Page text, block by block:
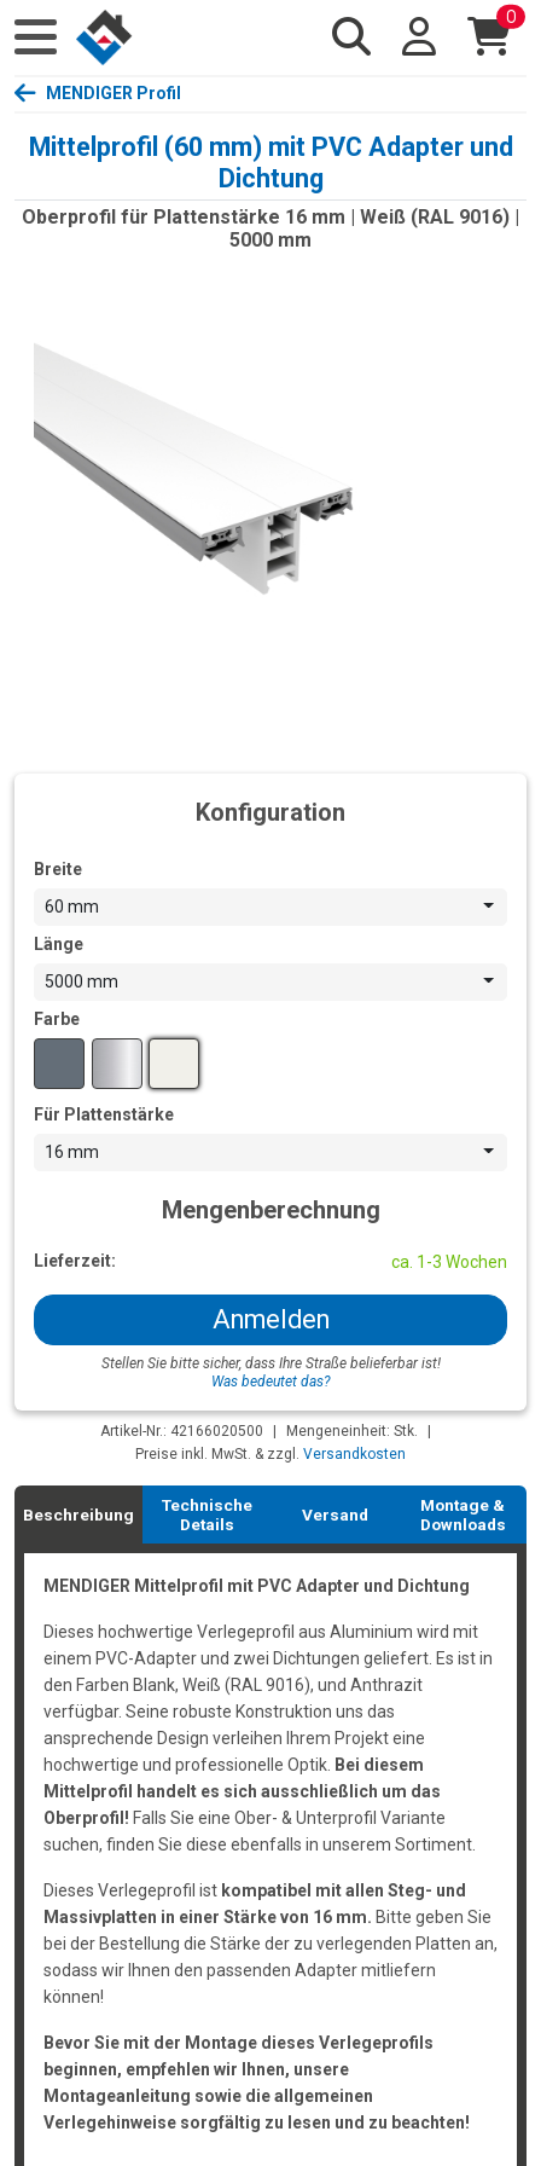
0
MENDIGER Profil
Mittelprofil (60 mm) mit PVC Adapter und
Dichtung
Oberprofil für Plattenstärke 16 mm | Weiß (RAL 9016) |
5000 mm
Konfiguration
Breite
60 mm
Länge
5000 mm
Farbe
Für Plattenstärke
16 mm
Mengenberechnung
Lieferzeit: ca. 1-3 Wochen
Anmelden
Stellen Sie bitte sicher, dass Ihre Straße belieferbar ist!
Was bedeutet das?
Artikel-Nr.: 42166020500 | Mengeneinheit: Stk.
|
Preise inkl. MwSt. & zzgl. Versandkosten
Beschreibung
Technische
Details
Versand
Montage &
Downloads
MENDIGER Mittelprofil mit PVC Adapter und Dichtung
Dieses hochwertige Verlegeprofil aus Aluminium wird mit
einem PVC-Adapter und zwei Dichtungen geliefert. Es ist in
den Farben Blank, Weiß (RAL 9016), und Anthrazit
verfügbar. Seine robuste Konstruktion uns das
ansprechende Design verleihen Ihrem Projekt eine
hochwertige und professionelle Optik. Bei diesem
Mittelprofil handelt es sich ausschließlich um das
Oberprofil! Falls Sie eine Ober- & Unterprofil Variante
suchen, finden Sie diese ebenfalls in unserem Sortiment.
Dieses Verlegeprofil ist kompatibel mit allen Steg- und
Massivplatten in einer Stärke von 16 mm. Bitte geben Sie
bei der Bestellung die Stärke der zu verlegenden Platten an,
sodass wir Ihnen den passenden Adapter mitliefern
können!
Bevor Sie mit der Montage dieses Verlegeprofils
beginnen, empfehlen wir Ihnen, unsere
Montageanleitung sowie die allgemeinen
Verlegehinweise sorgfältig zu lesen und zu beachten!